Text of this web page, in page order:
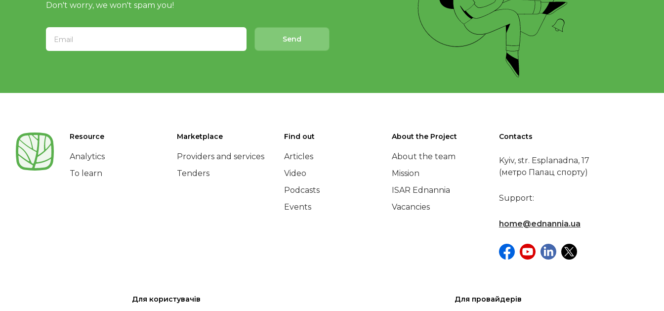
Don't worry, we won't spam you!
Send
Resource
Analytics
To learn
Marketplace
Providers and services
Tenders
Find out
Articles
Video
Podcasts
Events
About the Project
About the team
Mission
ISAR Ednannia
Vacancies
Contacts
Kyiv, str. Esplanadna, 17
(метро Палац спорту)
Support:
home@ednannia.ua
Для користувачів Для провайдерів